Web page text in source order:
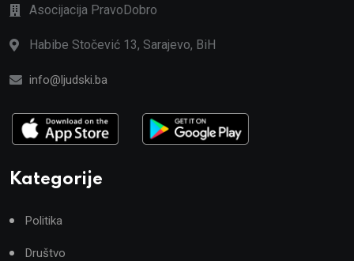
Asocijacija PravoDobro
Habibe Stočević 13, Sarajevo, BiH
info@ljudski.ba
Kategorije
Politika
Društvo